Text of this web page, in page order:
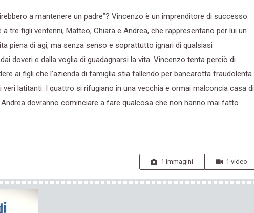
a mantenere un padre”? Vincenzo è un imprenditore di successo.
tre figli ventenni, Matteo, Chiara e Andrea, che rappresentano per lui un
piena di agi, ma senza senso e soprattutto ignari di qualsiasi
doveri e dalla voglia di guadagnarsi la vita. Vincenzo tenta perciò di
ai figli che l’azienda di famiglia stia fallendo per bancarotta fraudolenta.
latitanti. I quattro si rifugiano in una vecchia e ormai malconcia casa di
dovranno cominciare a fare qualcosa che non hanno mai fatto
1 immagini 1 video